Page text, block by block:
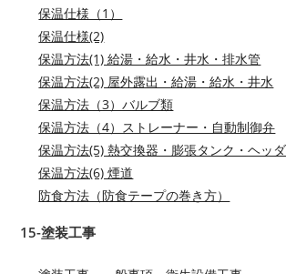
保温仕様（1）
保温仕様(2)
保温方法(1) 給湯・給水・井水・排水管
保温方法(2) 屋外露出・給湯・給水・井水
保温方法（3）バルブ類
保温方法（4）ストレーナー・自動制御弁
保温方法(5) 熱交換器・膨張タンク・ヘッ
保温方法(6) 煙道
防食方法（防食テープの巻き方）
15-塗装工事